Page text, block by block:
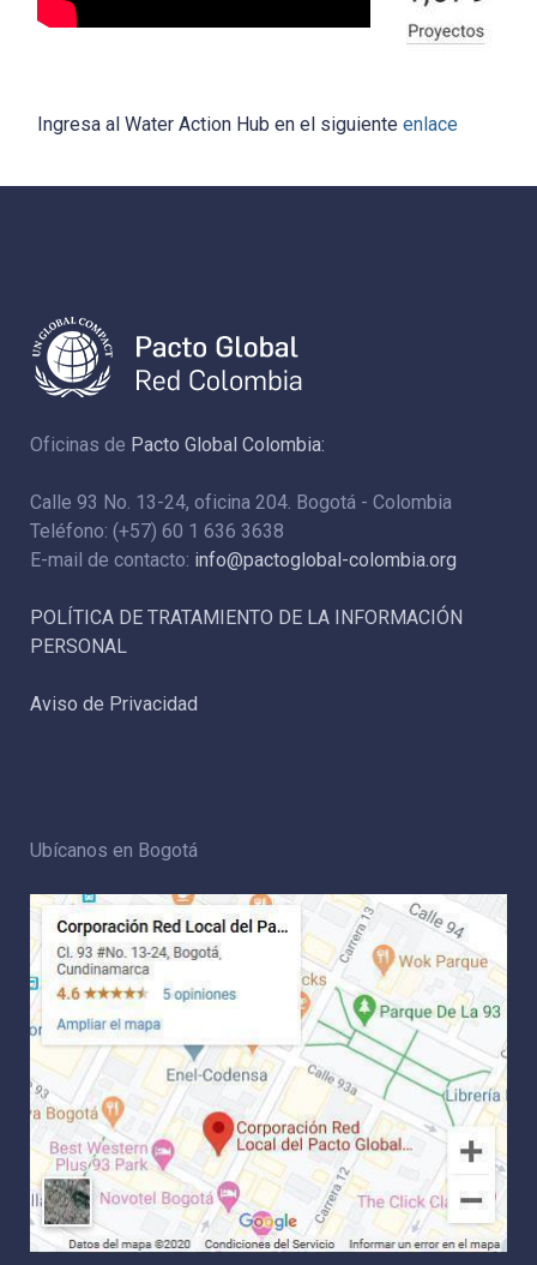
Ingresa al Water Action Hub en el siguienteenlace
Oficinas de Pacto Global Colombia:
Calle 93 No. 13-24, oficina 204. Bogotá - Colombia
Teléfono: (+57) 60 1 636 3638
E-mail de contacto: info@pactoglobal-colombia.org
POLÍTICA DE TRATAMIENTO DE LA INFORMACIÓN
PERSONAL
Aviso de Privacidad
Ubícanos en Bogotá